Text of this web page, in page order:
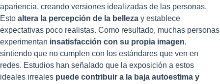
apariencia, creando versiones idealizadas de las personas.
Esto altera la percepción de la belleza y establece
expectativas poco realistas. Como resultado, muchas personas
experimentan insatisfacción con su propia imagen,
sintiendo que no cumplen con los estándares que ven en
redes. Estudios han señalado que la exposición a estos
ideales irreales puede contribuir a la baja autoestima y